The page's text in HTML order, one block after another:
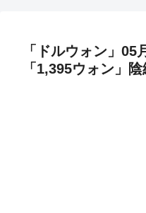
「ドルウォン」05
「1,395ウォン」陰